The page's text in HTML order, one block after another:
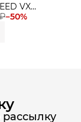
−50%
VX
в